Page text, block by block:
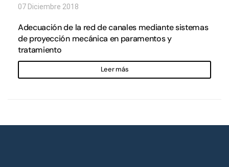
07 Diciembre 2018
Adecuación de la red de canales mediante sistemas
de proyección mecánica en paramentos y
tratamiento
Leer más